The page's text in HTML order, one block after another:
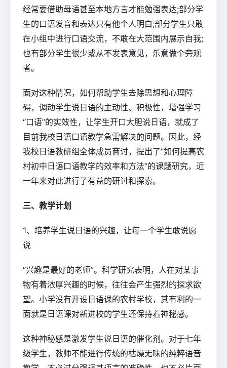
经常要借助母语甚至本地方言才能勉强表达;部分学
生的口语发音和表达只有他个人明白;部分学生只敢
在小组中进行口语交流，不敢在大范围内展示自我;
也有部分学生很少或从不发表意见，乐意做个旁观
者。
面对这种情况，如何帮助学生去除思想和心理障
碍，调动学生说日语的主动性、积极性，增强学习
“口语”的实效性，让学生开口大胆说日语，就成了
目前我校日语口语教学急需解决的问题。因此，经
我校日语教研组全体成员商讨，提出了“如何提高农
村初中日语口语教学的效率和方法”的课题研究，近
一年来对此进行了有益的研讨和探索。
三、教学计划
1、培养学生说日语的兴趣，让每一个学生敢说愿
说
“兴趣是最好的老师”。科学研究表明，人在对某事
物有着浓厚兴趣的时候，往往会产生强烈的探求欲
望。小学没有开设日语课的农村学校，其有利的一
面就是日语课对新进校的学生还保持着神秘感。
这种神秘感是激发学生说日语的催化剂。对于七年
级学生，教师不能进行传统的枯燥无味的纯粹语音